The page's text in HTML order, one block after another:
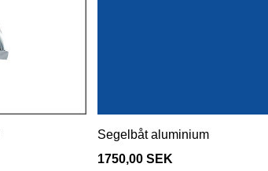
Segelbåt aluminium
1750,00 SEK